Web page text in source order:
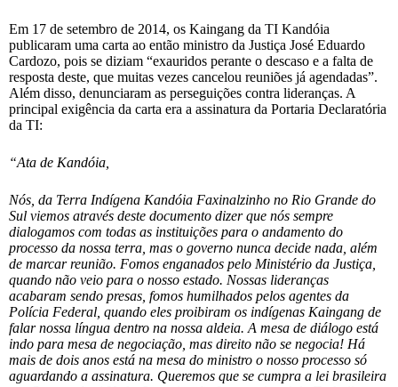
Em 17 de setembro de 2014, os Kaingang da TI Kandóia
publicaram uma carta ao então ministro da Justiça José Eduardo
Cardozo, pois se diziam “exauridos perante o descaso e a falta de
resposta deste, que muitas vezes cancelou reuniões já agendadas”.
Além disso, denunciaram as perseguições contra lideranças. A
principal exigência da carta era a assinatura da Portaria Declaratória
da TI:
“Ata de Kandóia,
Nós, da Terra Indígena Kandóia Faxinalzinho no Rio Grande do
Sul viemos através deste documento dizer que nós sempre
dialogamos com todas as instituições para o andamento do
processo da nossa terra, mas o governo nunca decide nada, além
de marcar reunião. Fomos enganados pelo Ministério da Justiça,
quando não veio para o nosso estado. Nossas lideranças
acabaram sendo presas, fomos humilhados pelos agentes da
Polícia Federal, quando eles proibiram os indígenas Kaingang de
falar nossa língua dentro na nossa aldeia. A mesa de diálogo está
indo para mesa de negociação, mas direito não se negocia! Há
mais de dois anos está na mesa do ministro o nosso processo só
aguardando a assinatura. Queremos que se cumpra a lei brasileira